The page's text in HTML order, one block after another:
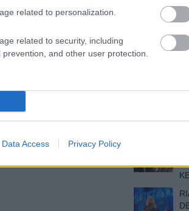
related to personalization.
related to security, including
and other user protection.
Data Access Privacy Policy